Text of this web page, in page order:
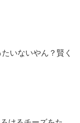
いないやん？賢く